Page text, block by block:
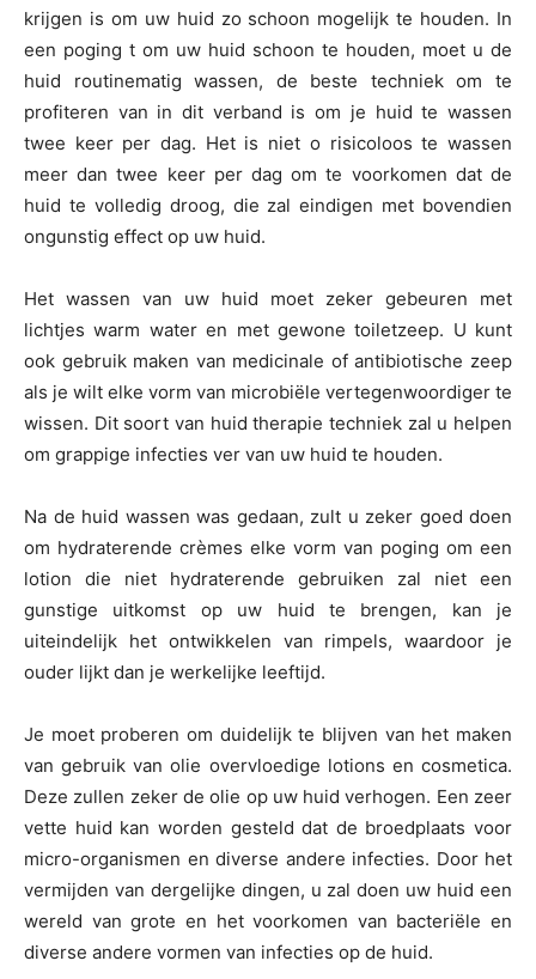
krijgen is om uw huid zo schoon mogelijk te houden. In
een poging t om uw huid schoon te houden, moet u de
huid routinematig wassen, de beste techniek om te
profiteren van in dit verband is om je huid te wassen
twee keer per dag. Het is niet o risicoloos te wassen
meer dan twee keer per dag om te voorkomen dat de
huid te volledig droog, die zal eindigen met bovendien
ongunstig effect op uw huid.
Het wassen van uw huid moet zeker gebeuren met
lichtjes warm water en met gewone toiletzeep. U kunt
ook gebruik maken van medicinale of antibiotische zeep
als je wilt elke vorm van microbiële vertegenwoordiger te
wissen. Dit soort van huid therapie techniek zal u helpen
om grappige infecties ver van uw huid te houden.
Na de huid wassen was gedaan, zult u zeker goed doen
om hydraterende crèmes elke vorm van poging om een
lotion die niet hydraterende gebruiken zal niet een
gunstige uitkomst op uw huid te brengen, kan je
uiteindelijk het ontwikkelen van rimpels, waardoor je
ouder lijkt dan je werkelijke leeftijd.
Je moet proberen om duidelijk te blijven van het maken
van gebruik van olie overvloedige lotions en cosmetica.
Deze zullen zeker de olie op uw huid verhogen. Een zeer
vette huid kan worden gesteld dat de broedplaats voor
micro-organismen en diverse andere infecties. Door het
vermijden van dergelijke dingen, u zal doen uw huid een
wereld van grote en het voorkomen van bacteriële en
diverse andere vormen van infecties op de huid.